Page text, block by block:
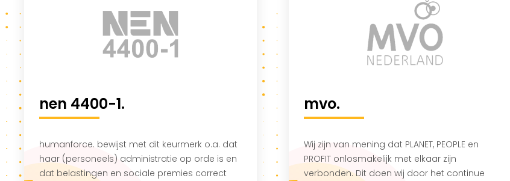
nen 4400-1.
humanforce. bewijst met dit keurmerk o.a. dat
haar (personeels) administratie op orde is en
dat belastingen en sociale premies correct
mvo.
Wij zijn van mening dat PLANET, PEOPLE en
PROFIT onlosmakelijk met elkaar zijn
verbonden. Dit doen wij door het continue